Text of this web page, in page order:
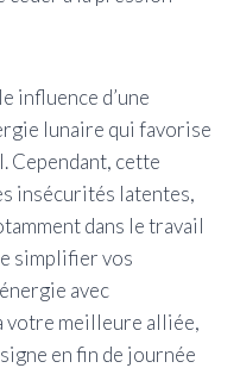
influence d’une
lunaire qui favorise
Cependant, cette
insécurités latentes,
dans le travail
simplifier vos
avec
votre meilleure alliée,
en fin de journée